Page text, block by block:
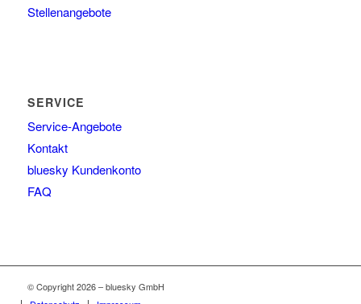
Stellenangebote
SERVICE
Service-Angebote
Kontakt
bluesky Kundenkonto
FAQ
© Copyright 2026 – bluesky GmbH